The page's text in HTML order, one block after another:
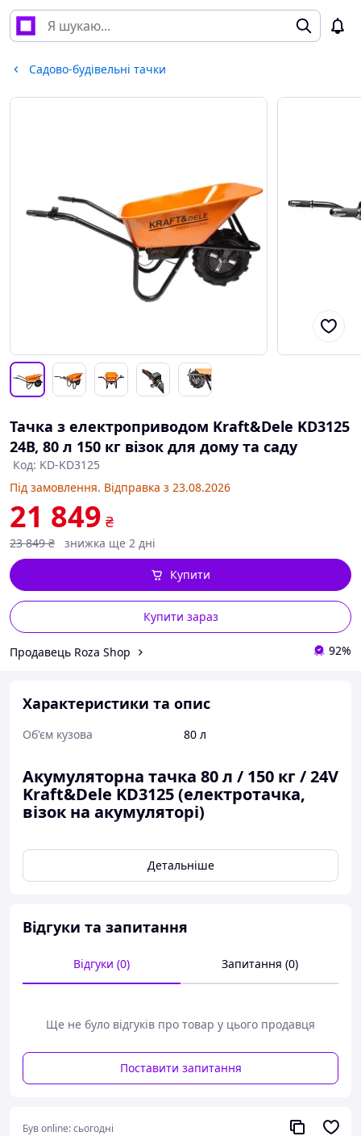
Садово-будівельні тачки
Тачка з електроприводом Kraft&Dele KD3125
24В, 80 л 150 кг візок для дому та саду
Код: KD-KD3125
Під замовлення. Відправка з 23.08.2026
21 849 ₴
23 849 ₴ знижка ще 2 дні
Купити зараз
Купити
Продавець Roza Shop 92%
Характеристики та опис
Об'єм кузова 80 л
Акумуляторна тачка 80 л / 150 кг / 24V
Kraft&Dele KD3125 (електротачка,
візок на акумуляторі)
самохідний візок з електроприводом,
призначений для перевезення вантажів до
без підзарядки, розвиваючи швидкість до
год
Детальніше
Відгуки та запитання
Відгуки (0) Запитання (0)
Ще не було відгуків про товар у цього продавця
Поставити запитання
Був online:сьогодні